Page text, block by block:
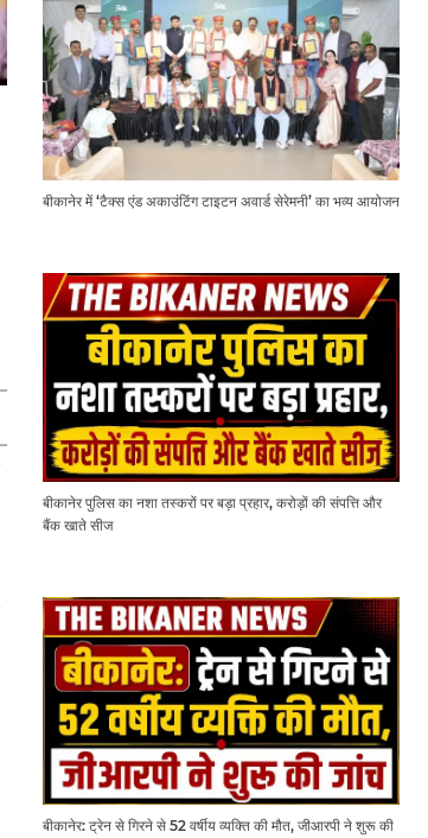
बीकानेर में ‘टैक्स एंड अकाउंटिंग टाइटन अवार्ड सेरेमनी’ का भव्य आयोजन
बीकानेर पुलिस का नशा तस्करों पर बड़ा प्रहार, करोड़ों की संपत्ति और
बैंक खाते सीज
बीकानेर: ट्रेन से गिरने से 52 वर्षीय व्यक्ति की मौत, जीआरपी ने शुरू की